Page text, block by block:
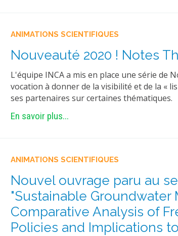
ANIMATIONS SCIENTIFIQUES
Nouveauté 2020 ! Notes
L'équipe INCA a mis en place une série de
vocation à donner de la visibilité et de la «
ses partenaires sur certaines thématiques.
En savoir plus...
ANIMATIONS SCIENTIFIQUES
Nouvel ouvrage paru au
"Sustainable Groundwater
Comparative Analysis of
Policies and Implications